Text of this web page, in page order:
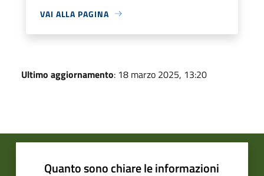
VAI ALLA PAGINA
Ultimo aggiornamento: 18 marzo 2025, 13:20
Quanto sono chiare le informazioni